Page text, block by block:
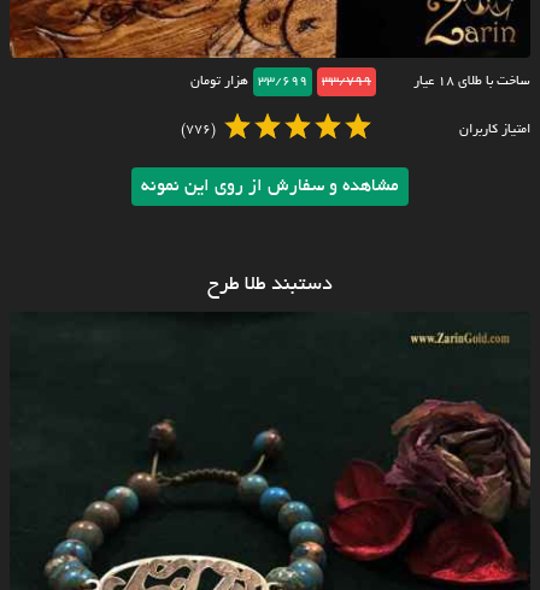
ساخت با طلای ۱۸ عیار 33/799
33/699 هزار تومان
امتیاز کاربران (776)
مشاهده و سفارش از روی این نمونه
دستبند طلا طرح